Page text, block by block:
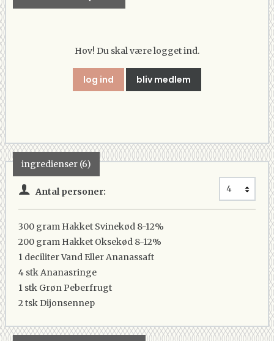
Hov! Du skal være logget ind.
log ind bliv medlem
ingredienser (6)
Antal personer:
300 gram Hakket Svinekød 8-12%
200 gram Hakket Oksekød 8-12%
1 deciliterVand Eller Ananassaft
4 stkAnanasringe
1 stk Grøn Peberfrugt
2 tskDijonsennep